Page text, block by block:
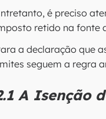
é preciso
retido na fonte
a declaração que
seguem a regra
A Isenção